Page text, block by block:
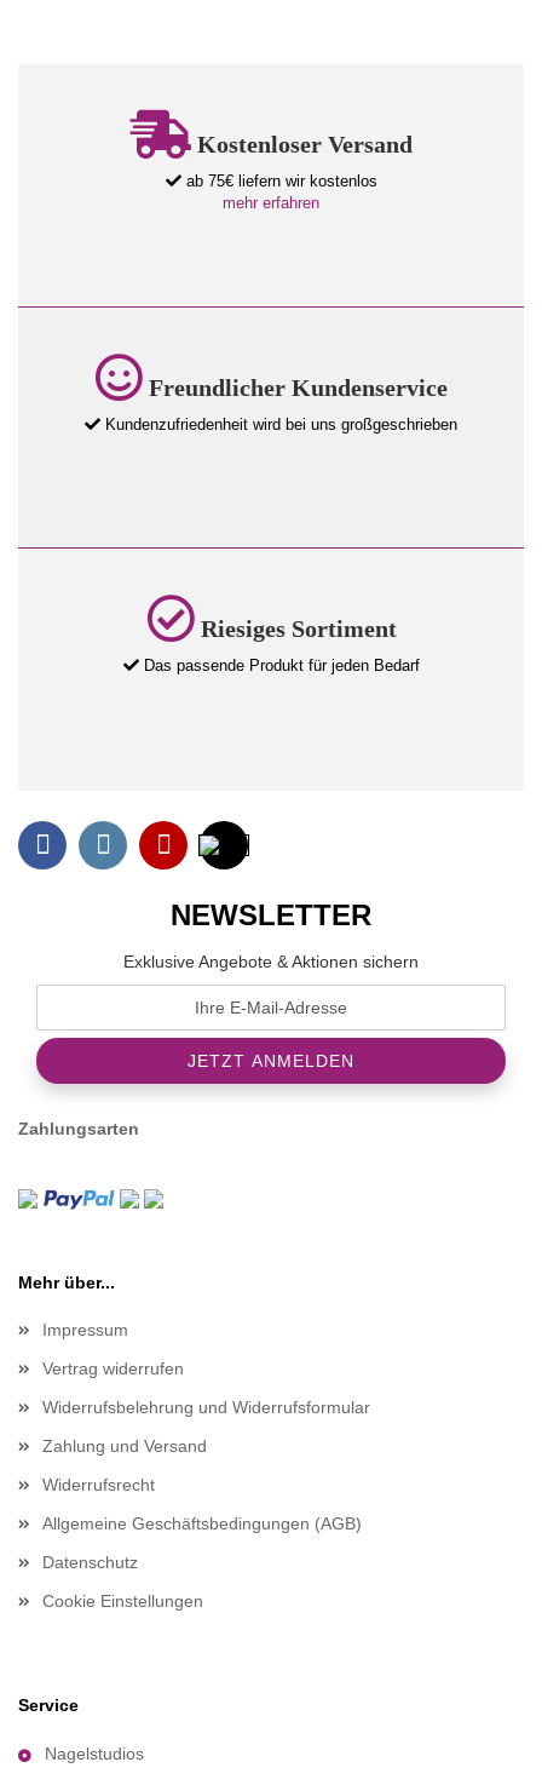
Kostenloser Versand
ab 75€ liefern wir kostenlos
mehr erfahren
Freundlicher Kundenservice
Kundenzufriedenheit wird bei uns großgeschrieben
Riesiges Sortiment
Das passende Produkt für jeden Bedarf
NEWSLETTER
Exklusive Angebote & Aktionen sichern
Zahlungsarten
Mehr über...
Impressum
Vertrag widerrufen
Widerrufsbelehrung und Widerrufsformular
Zahlung und Versand
Widerrufsrecht
Allgemeine Geschäftsbedingungen (AGB)
Datenschutz
Cookie Einstellungen
Service
Nagelstudios